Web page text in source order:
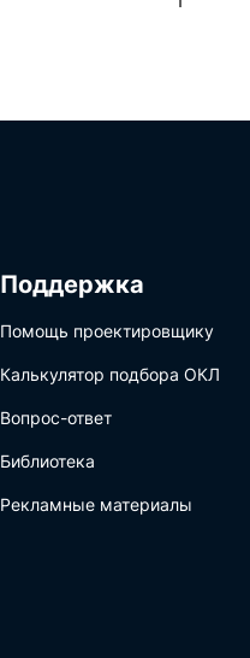
Поддержка
Помощь проектировщику
Калькулятор подбора ОКЛ
Вопрос-ответ
Библиотека
Рекламные материалы